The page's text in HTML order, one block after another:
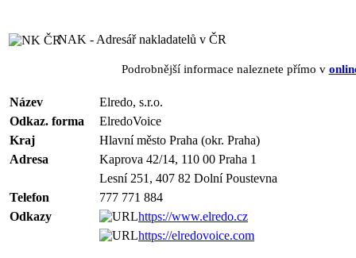
NAK - Adresář nakladatelů v ČR
Podrobnější informace naleznete přímo v
Název
Elredo, s.r.o.
Odkaz. forma
ElredoVoice
Kraj
Hlavní město Praha (okr. Praha)
Adresa
Kaprova 42/14, 110 00 Praha 1
Lesní 251, 407 82 Dolní Poustevna
Telefon
777 771 884
Odkazy
https://www.elredo.cz
https://elredovoice.com